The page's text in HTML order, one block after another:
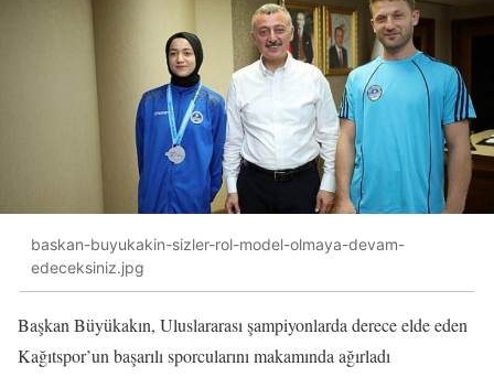
baskan-buyukakin-sizler-rol-model-olmaya-devam-
edeceksiniz.jpg
Başkan Büyükakın, Uluslararası şampiyonlarda derece elde eden
Kağıtspor’un başarılı sporcularını makamında ağırladı